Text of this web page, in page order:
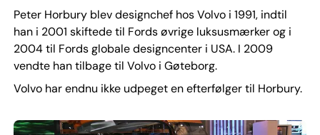
Peter Horbury blev designchef hos Volvo i 1991, indtil
han i 2001 skiftede til Fords øvrige luksusmærker og i
2004 til Fords globale designcenter i USA. I 2009
vendte han tilbage til Volvo i Gøteborg.
Volvo har endnu ikke udpeget en efterfølger til Horbury.